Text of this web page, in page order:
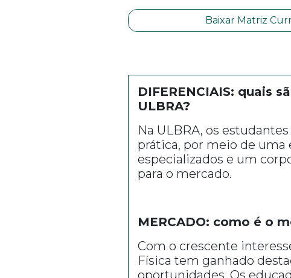
Baixar Matriz
DIFERENCIAIS: quais
ULBRA?
Na ULBRA, os
prática, por meio de uma
especializados e um
para o mercado.
MERCADO: como é o
Com o crescente
Física tem ganhado
oportunidades. Os